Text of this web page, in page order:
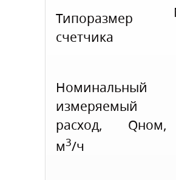
Типоразмер
счетчика
Номинальный
измеряемый
расход, Qном,
м3/ч